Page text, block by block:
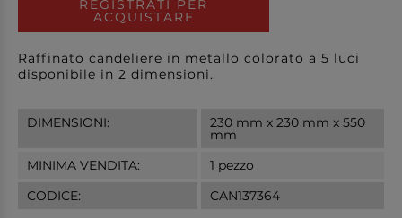
REGISTRATI PER
ACQUISTARE
Raffinato candeliere in metallo colorato a 5 luci
disponibile in 2 dimensioni.
DIMENSIONI: 230 mm x 230 mm x 550
mm
MINIMA VENDITA:
1 pezzo
CODICE:
CAN137364